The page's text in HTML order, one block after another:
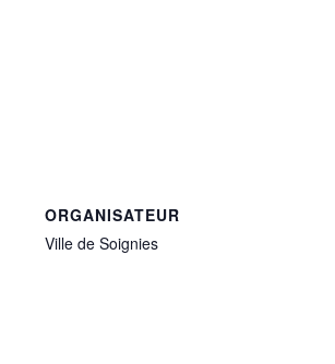
ORGANISATEUR
Ville de Soignies